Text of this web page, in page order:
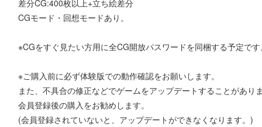
差分CG:400枚以上+立ち絵差分
CGモード・回想モードあり。
※CGをすぐ見たい方用に全CG開放パスワードを同梱する予定です。
※ご購入前に必ず体験版での動作確認をお願いします。
また、不具合の修正などでゲームをアップデートすることがあり
会員登録後の購入をお勧めします。
(会員登録されていないと、アップデートができなくなります。)